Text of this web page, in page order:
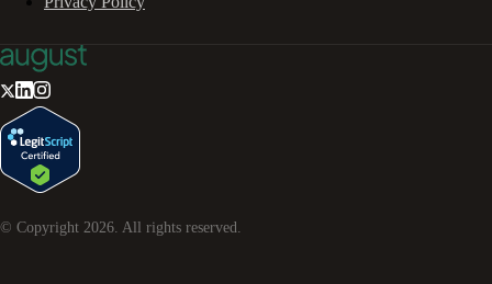
© Copyright 2026. All rights reserved.